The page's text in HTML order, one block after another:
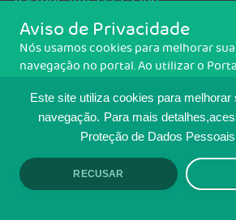
Este site utiliza cookies para melhorar
navegação. Para mais
Proteção de Dados
RECUSAR
Email: cfm@portalmedico.org.br
SGAS 616, Conjunto D, Lote 115, L2 Sul, Brasília/
CNPJ: 33.583.550/0001-30
MAPA DO SITE
TRANSPARÊNCIA E
CONTAS
Aviso de Privacidade
Nós usamos cookies para melhorar
navegação no portal. Ao utilizar o
Para ter mais informações sobre
Política de cookies. Se você concorda,
ACEITO